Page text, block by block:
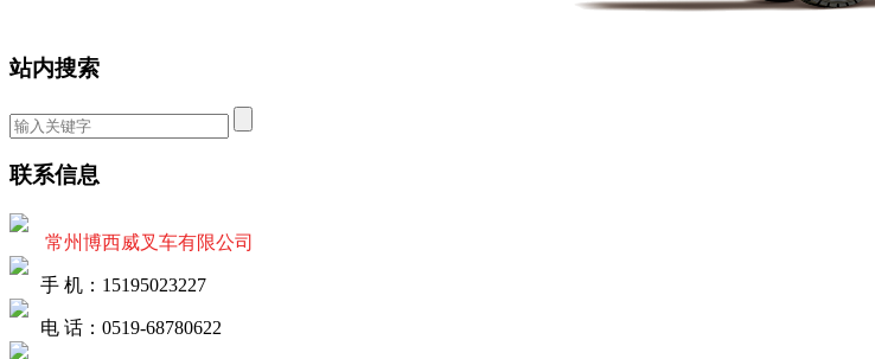
站内搜索
联系信息
常州博西威叉车有限公司
手 机：15195023227
电 话：0519-68780622